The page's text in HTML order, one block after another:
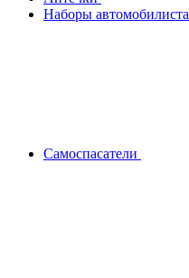
Наборы автомобилиста
Самоспасатели